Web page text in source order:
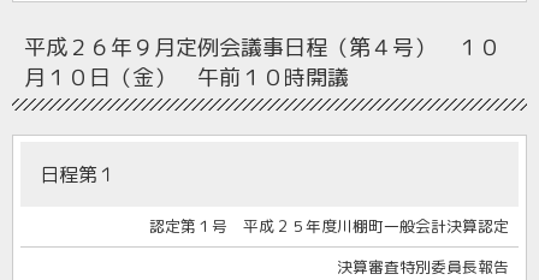
平成２６年９月定例会議事日程（第４号） １０
月１０日（金） 午前１０時開議
日程第１
認定第１号 平成２５年度川棚町一般会計決算認定
決算審査特別委員長報告